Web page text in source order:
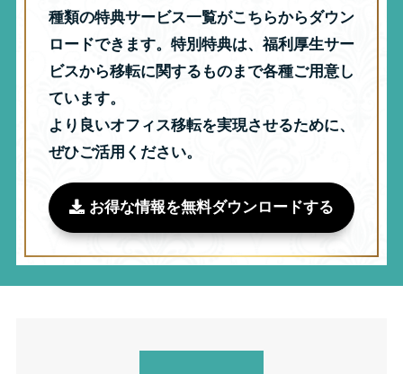
種類の特典サービス一覧がこちらからダウン
ロードできます。特別特典は、福利厚生サー
ビスから移転に関するものまで各種ご用意し
ています。
より良いオフィス移転を実現させるために、
ぜひご活用ください。
お得な情報を無料ダウンロードする